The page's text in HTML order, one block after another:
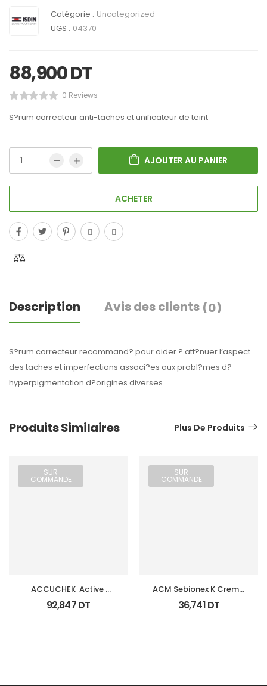
Catégorie : Uncategorized
UGS : 04370
88,900DT
0 Reviews
S?rum correcteur anti-taches et unificateur de teint
AJOUTER AU PANIER
ACHETER
Description Avis des clients (0)
S?rum correcteur recommand? pour aider ? att?nuer l’aspect
des taches et imperfections associ?es aux probl?mes d?
hyperpigmentation d?origines diverses.
Produits Similaires Plus De Produits
SUR
COMMANDE
ACCUCHEK  Active
Coffret 110
Bandlettes+Appareil
92,847DT
SUR
COMMANDE
ACM Sebionex K Creme
Keratoregulatrice Vis
40Ml
36,741DT